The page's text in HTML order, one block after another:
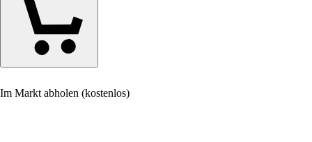
Im Markt abholen (kostenlos)